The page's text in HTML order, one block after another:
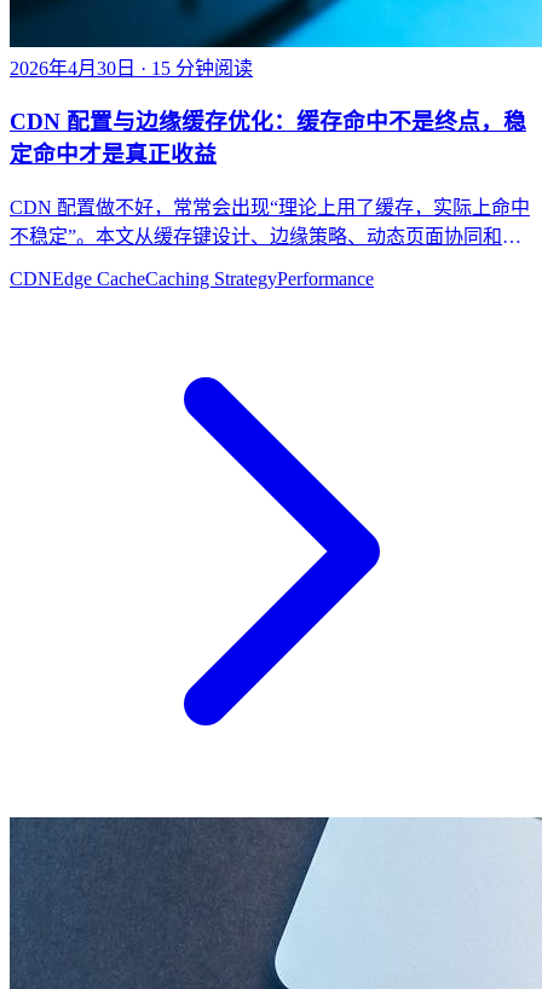
2026年4月30日 · 15 分钟阅读
CDN 配置与边缘缓存优化：缓存命中不是终点，稳
定命中才是真正收益
CDN 配置做不好，常常会出现“理论上用了缓存，实际上命中
不稳定”。本文从缓存键设计、边缘策略、动态页面协同和回
CDNEdge CacheCaching StrategyPerformance